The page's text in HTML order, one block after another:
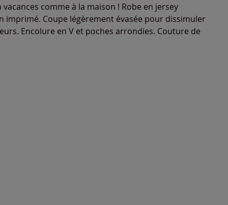
comme à la maison ! Robe en jersey
imprimé. Coupe légèrement évasée pour dissimuler
Encolure en V et poches arrondies. Couture de